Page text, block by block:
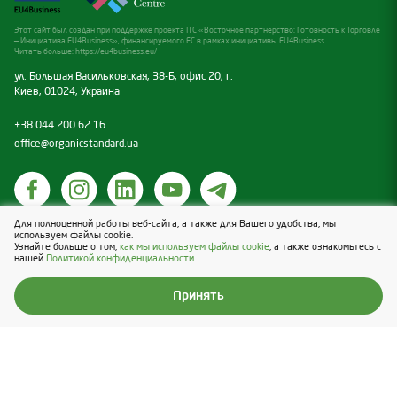
№ Наименование Статус
1 Mustard black
до статуса
Отрасль
—
Вип деятельности
Категория продукции
переработке (кроме объектов растительного мира)
(a) необработанные растения и растительные
репродуктивный материал
Ассортимент сертифицированной продукции
№ Наименование Статус
Продукт пониженный
ул. Большая Васильковская, 38-Б, офис 20, г.
Киев, 01024, Украина
Этот сайт был создан при поддержке проекта ITC «Восточное партнерство: Готовность к Торговле
— Инициатива EU4Business», финансируемого ЕС в рамках инициативы EU4Business.
Читать больше: https://eu4business.eu/
+38 044 200 62 16
office@organicstandard.ua
Политика касательно cookies
Политика конфиденциальности
Для полноценной работы веб-сайта, а также для Вашего удобства, мы
используем файлы cookie.
Узнайте больше о том, как мы используем файлы cookie, а также ознакомьтесь с
нашей
Политикой конфиденциальности.
Принять